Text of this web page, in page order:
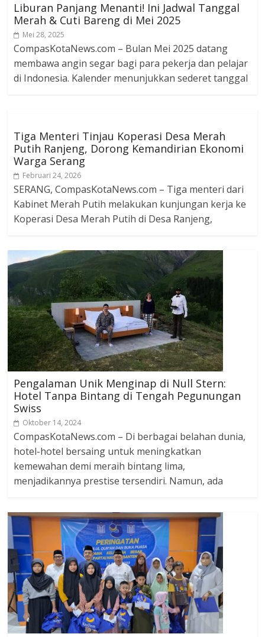
Liburan Panjang Menanti! Ini Jadwal Tanggal
Merah & Cuti Bareng di Mei 2025
Mei 28, 2025
CompasKotaNews.com – Bulan Mei 2025 datang
membawa angin segar bagi para pekerja dan pelajar
di Indonesia. Kalender menunjukkan sederet tanggal
Tiga Menteri Tinjau Koperasi Desa Merah
Putih Ranjeng, Dorong Kemandirian Ekonomi
Warga Serang
Februari 24, 2026
SERANG, CompasKotaNews.com – Tiga menteri dari
Kabinet Merah Putih melakukan kunjungan kerja ke
Koperasi Desa Merah Putih di Desa Ranjeng,
Pengalaman Unik Menginap di Null Stern:
Hotel Tanpa Bintang di Tengah Pegunungan
Swiss
Oktober 14, 2024
CompasKotaNews.com – Di berbagai belahan dunia,
hotel-hotel bersaing untuk meningkatkan
kemewahan demi meraih bintang lima,
menjadikannya prestise tersendiri. Namun, ada